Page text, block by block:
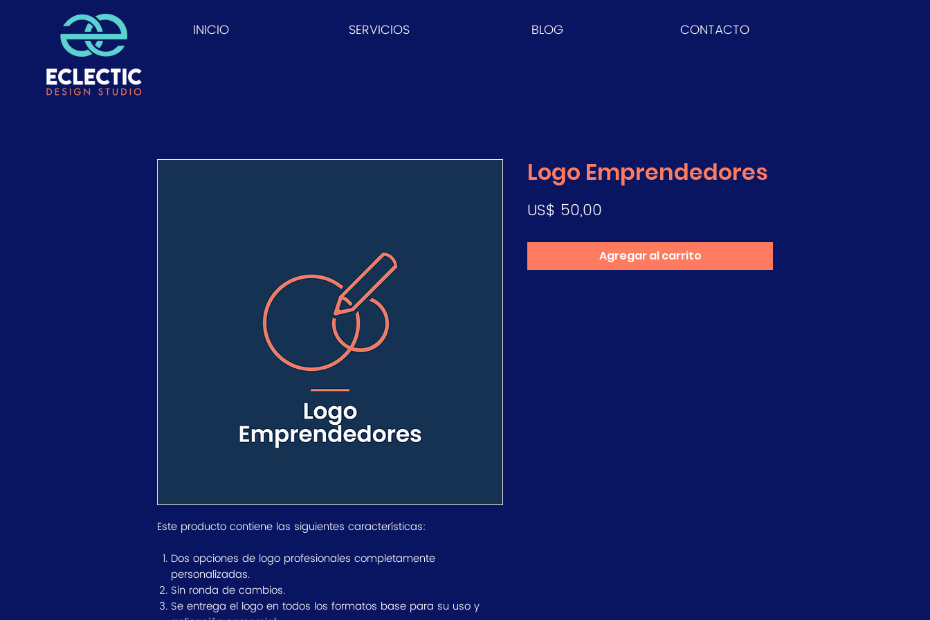
INICIO SERVICIOS BLOG CONTACTO
Este producto contiene las siguientes características:
Dos opciones de logo profesionales completamente
personalizadas.
Sin ronda de cambios.
Se entrega el logo en todos los formatos base para su uso y
Logo Emprendedores
US$ 50,00
Agregar al carrito